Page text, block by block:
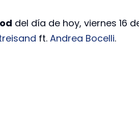
del día de hoy, viernes 16
ft. Andrea Bocelli.